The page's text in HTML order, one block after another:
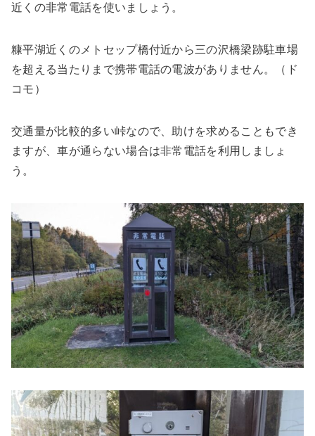
近くの非常電話を使いましょう。
糠平湖近くのメトセップ橋付近から三の沢橋梁跡駐車場
を超える当たりまで携帯電話の電波がありません。（ド
コモ）
交通量が比較的多い峠なので、助けを求めることもでき
ますが、車が通らない場合は非常電話を利用しましょ
う。